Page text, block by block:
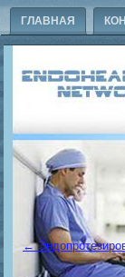
ГЛАВНАЯ
←